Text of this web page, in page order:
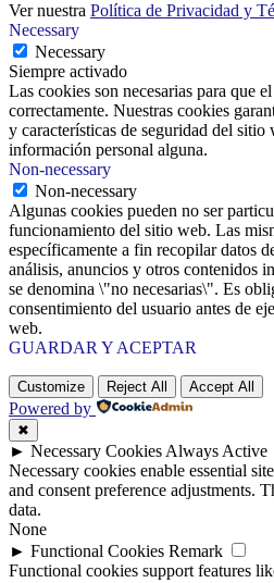
Ver nuestra Política de Privacidad y
Necessary
Necessary
Siempre activado
Las cookies son necesarias para que
correctamente. Nuestras cookies
y características de seguridad del sitio
información personal alguna.
Non-necessary
Non-necessary
Algunas cookies pueden no ser
funcionamiento del sitio web. Las
específicamente a fin recopilar datos
análisis, anuncios y otros contenidos
se denomina \"no necesarias\". Es
consentimiento del usuario antes de
web.
GUARDAR Y ACEPTAR
Customize Reject All Accept All
Powered by
✖
► Necessary Cookies Always Active
Necessary cookies enable essential
and consent preference adjustments.
data.
None
► Functional Cookies Remark
Functional cookies support features